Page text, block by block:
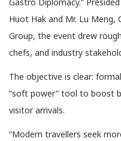
Huot Hak and Mr. Lu Meng,
Group, the event drew
chefs, and industry
The objective is clear:
“soft power” tool to boost
visitor arrivals.
“Modern travellers seek